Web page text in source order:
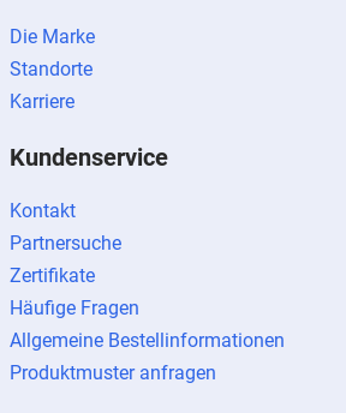
Die Marke
Standorte
Karriere
Kundenservice
Kontakt
Partnersuche
Zertifikate
Häufige Fragen
Allgemeine Bestellinformationen
Produktmuster anfragen